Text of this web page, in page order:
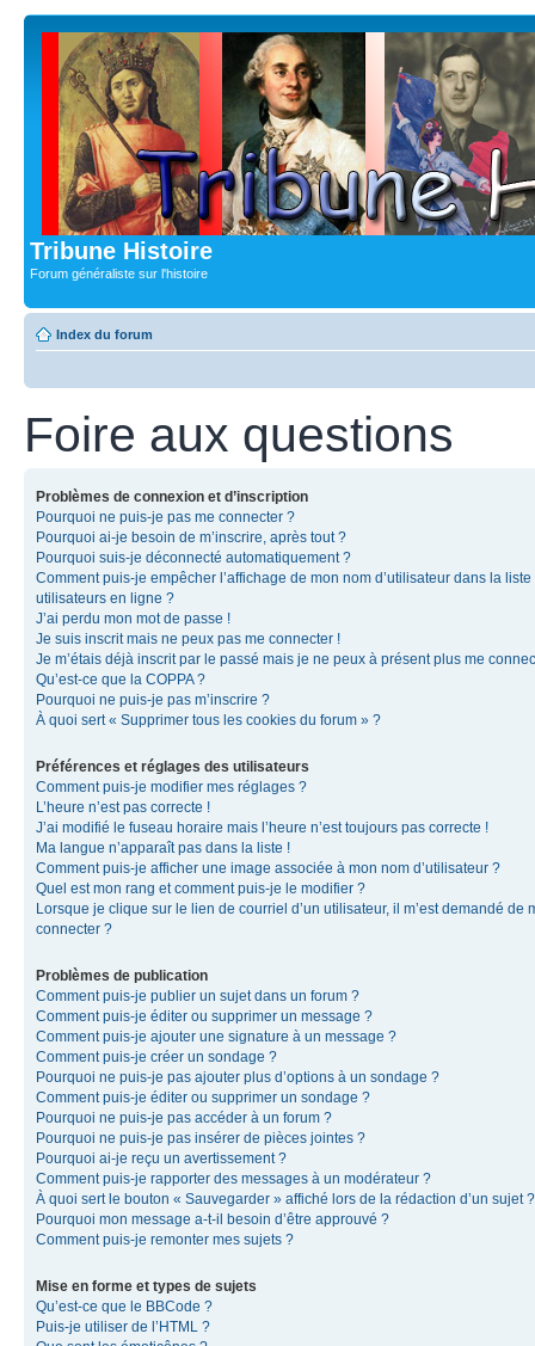
Tribune Histoire
Forum généraliste sur l'histoire
Index du forum
Foire aux questions
Problèmes de connexion et d’inscription
Pourquoi ne puis-je pas me connecter ?
Pourquoi ai-je besoin de m’inscrire, après tout ?
Pourquoi suis-je déconnecté automatiquement ?
Comment puis-je empêcher l’affichage de mon nom d’utilisateur dans la liste
utilisateurs en ligne ?
J’ai perdu mon mot de passe !
Je suis inscrit mais ne peux pas me connecter !
Je m’étais déjà inscrit par le passé mais je ne peux à présent plus me
Qu’est-ce que la COPPA ?
Pourquoi ne puis-je pas m’inscrire ?
À quoi sert « Supprimer tous les cookies du forum » ?
Préférences et réglages des utilisateurs
Comment puis-je modifier mes réglages ?
L’heure n’est pas correcte !
J’ai modifié le fuseau horaire mais l’heure n’est toujours pas correcte !
Ma langue n’apparaît pas dans la liste !
Comment puis-je afficher une image associée à mon nom d’utilisateur ?
Quel est mon rang et comment puis-je le modifier ?
Lorsque je clique sur le lien de courriel d’un utilisateur, il m’est demandé de
connecter ?
Problèmes de publication
Comment puis-je publier un sujet dans un forum ?
Comment puis-je éditer ou supprimer un message ?
Comment puis-je ajouter une signature à un message ?
Comment puis-je créer un sondage ?
Pourquoi ne puis-je pas ajouter plus d’options à un sondage ?
Comment puis-je éditer ou supprimer un sondage ?
Pourquoi ne puis-je pas accéder à un forum ?
Pourquoi ne puis-je pas insérer de pièces jointes ?
Pourquoi ai-je reçu un avertissement ?
Comment puis-je rapporter des messages à un modérateur ?
À quoi sert le bouton « Sauvegarder » affiché lors de la rédaction d’un sujet ?
Pourquoi mon message a-t-il besoin d’être approuvé ?
Comment puis-je remonter mes sujets ?
Mise en forme et types de sujets
Qu’est-ce que le BBCode ?
Puis-je utiliser de l’HTML ?